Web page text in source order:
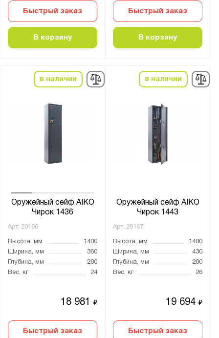
Быстрый заказ
В корзину
Быстрый заказ
В корзину
в наличии
Оружейный сейф AIKO
Чирок 1436
Арт. 20166
Высота, мм
1400
Ширина, мм
360
Глубина, мм
280
Вес, кг
24
18 981₽
Быстрый заказ
в наличии
Оружейный сейф AIKO
Чирок 1443
Арт. 20167
Высота, мм
1400
Ширина, мм
430
Глубина, мм
280
Вес, кг
26
19 694₽
Быстрый заказ